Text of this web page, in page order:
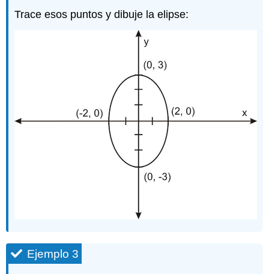
Trace esos puntos y dibuje la elipse:
Ejemplo 3